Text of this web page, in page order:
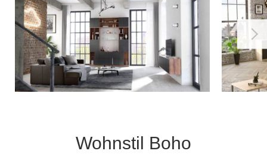
Wohnstil Boho